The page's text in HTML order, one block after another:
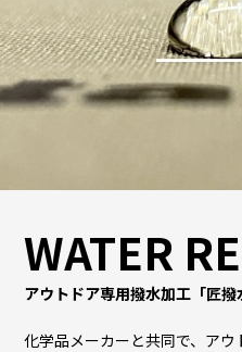
WATER
アウトドア専用撥水加工「匠撥
化学品メーカーと共同で、ア